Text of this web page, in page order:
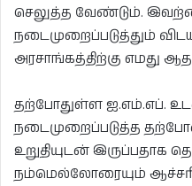
செலுத்த வேண்டும்.
நடைமுறைப்படுத்தும்
அரசாங்கத்திற்கு எமது
தற்போதுள்ள ஐ.எம்.எப்.
நடைமுறைப்படுத்த
உறுதியுடன் இருப்பதாக
நம்மெல்லோரையும்